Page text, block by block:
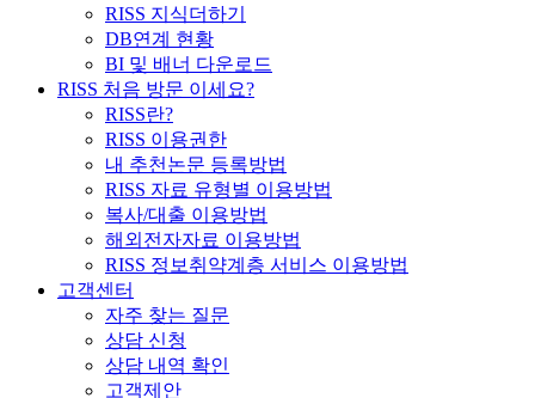
RISS 지식더하기
DB연계 현황
BI 및 배너 다운로드
RISS 처음 방문 이세요?
RISS란?
RISS 이용권한
내 추천논문 등록방법
RISS 자료 유형별 이용방법
복사/대출 이용방법
해외전자자료 이용방법
RISS 정보취약계층 서비스 이용방법
고객센터
자주 찾는 질문
상담 신청
상담 내역 확인
고객제안